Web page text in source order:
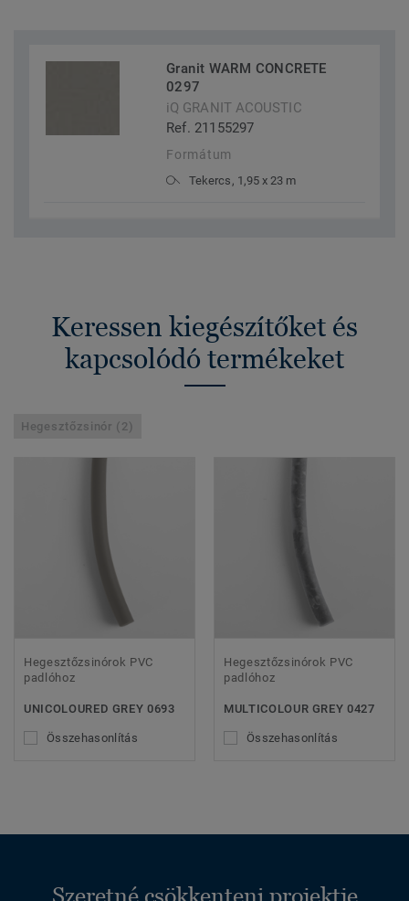
Granit WARM CONCRETE
0297
iQ GRANIT ACOUSTIC
Ref. 21155297
Formátum
Tekercs, 1,95 x 23 m
Keressen kiegészítőket és
kapcsolódó termékeket
Hegesztőzsinór (2)
Hegesztőzsinórok PVC
padlóhoz
UNICOLOURED GREY 0693
Összehasonlítás
Hegesztőzsinórok PVC
padlóhoz
MULTICOLOUR GREY 0427
Összehasonlítás
Szeretné csökkenteni projektje